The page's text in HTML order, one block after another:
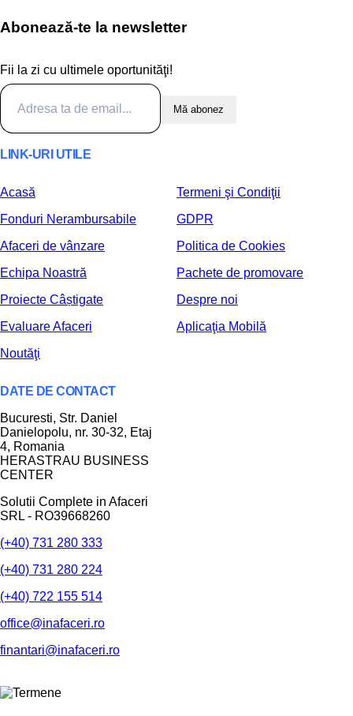
Abonează-te la newsletter
Fii la zi cu ultimele oportunităţi!
Mă abonez
LINK-URI UTILE
Acasă
Fonduri Nerambursabile
Afaceri de vânzare
Echipa Noastră
Proiecte Câștigate
Evaluare Afaceri
Noutăţi
Termeni şi Condiţii
GDPR
Politica de Cookies
Pachete de promovare
Despre noi
Aplicaţia Mobilă
DATE DE CONTACT
Bucuresti, Str. Daniel
Danielopolu, nr. 30-32, Etaj
4, Romania
HERASTRAU BUSINESS
CENTER
Solutii Complete in Afaceri
SRL - RO39668260
(+40) 731 280 333
(+40) 731 280 224
(+40) 722 155 514
office@inafaceri.ro
finantari@inafaceri.ro